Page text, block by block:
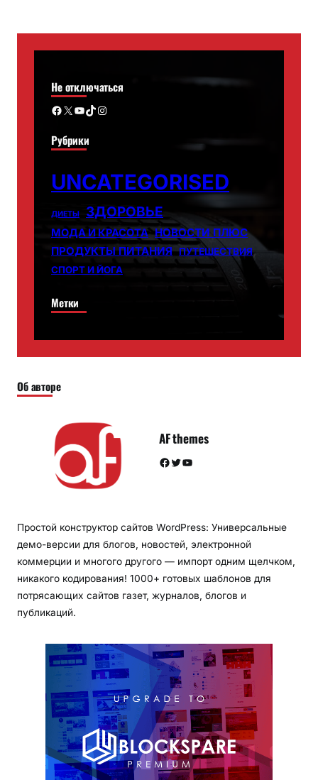
Не отключаться
Facebook X YouTube TikTok Instagram
Рубрики
UNCATEGORISED
ДИЕТЫ ЗДОРОВЬЕ
МОДА И КРАСОТА НОВОСТИ ПЛЮС
ПРОДУКТЫ ПИТАНИЯ ПУТЕШЕСТВИЯ
СПОРТ И ЙОГА
Метки
Об авторе
AF themes
Facebook Twitter YouTube
Простой конструктор сайтов WordPress: Универсальные
демо-версии для блогов, новостей, электронной
коммерции и многого другого — импорт одним щелчком,
никакого кодирования! 1000+ готовых шаблонов для
потрясающих сайтов газет, журналов, блогов и
публикаций.